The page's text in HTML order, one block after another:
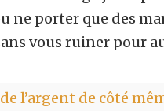
ne porter que des
vous ruiner pour
l’argent de côté